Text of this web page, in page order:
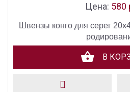
Цена: 580
Швензы конго для серег
В